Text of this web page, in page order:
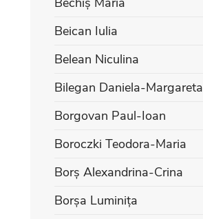
Beican Iulia
Belean Niculina
Bilegan Daniela-Margareta
Borgovan Paul-Ioan
Boroczki Teodora-Maria
Borș Alexandrina-Crina
Borșa Luminița